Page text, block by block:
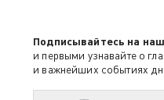
Подписывайтесь на
и первыми узнавайте о
и важнейших событиях